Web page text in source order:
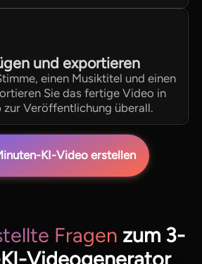
und exportieren
einen Musiktitel und einen
Sie das fertige Video in
Veröffentlichung überall.
KI-Video erstellen
Fragen zum 3-